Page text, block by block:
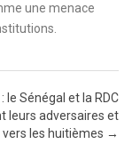
une menace
le Sénégal et la RDC
leurs adversaires et
les huitièmes →